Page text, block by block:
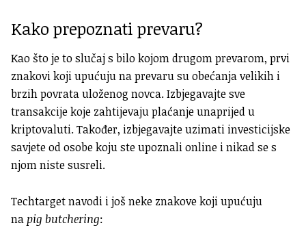
Kako prepoznati prevaru?
Kao što je to slučaj s bilo kojom drugom prevarom, prvi
znakovi koji upućuju na prevaru su obećanja velikih i
brzih povrata uloženog novca. Izbjegavajte sve
transakcije koje zahtijevaju plaćanje unaprijed u
kriptovaluti. Također, izbjegavajte uzimati investicijske
savjete od osobe koju ste upoznali online i nikad se s
njom niste susreli.
Techtarget navodi i još neke znakove koji upućuju
na pig butchering: